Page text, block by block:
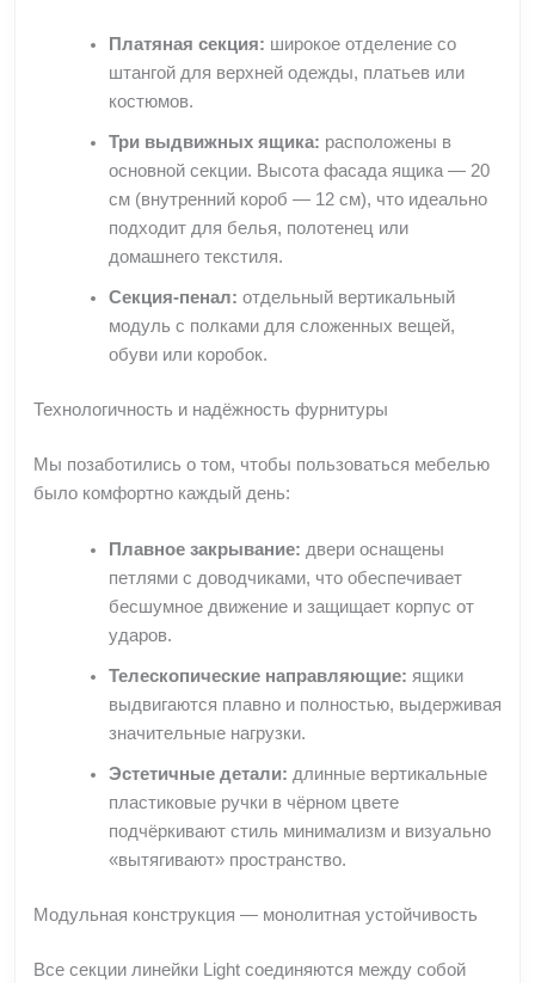
Платяная секция: широкое отделение со
штангой для верхней одежды, платьев или
костюмов.
Три выдвижных ящика: расположены в
основной секции. Высота фасада ящика — 20
см (внутренний короб — 12 см), что идеально
подходит для белья, полотенец или
домашнего текстиля.
Секция-пенал: отдельный вертикальный
модуль с полками для сложенных вещей,
обуви или коробок.
Технологичность и надёжность фурнитуры
Мы позаботились о том, чтобы пользоваться мебелью
было комфортно каждый день:
Плавное закрывание: двери оснащены
петлями с доводчиками, что обеспечивает
бесшумное движение и защищает корпус от
ударов.
Телескопические направляющие: ящики
выдвигаются плавно и полностью, выдерживая
значительные нагрузки.
Эстетичные детали: длинные вертикальные
пластиковые ручки в чёрном цвете
подчёркивают стиль минимализм и визуально
«вытягивают» пространство.
Модульная конструкция — монолитная устойчивость
Все секции линейки Light соединяются между собой